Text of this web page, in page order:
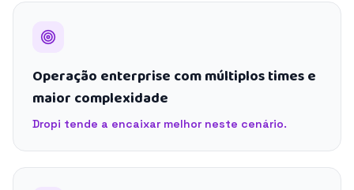
Operação enterprise com múltiplos times e
maior complexidade
Dropi tende a encaixar melhor neste cenário.